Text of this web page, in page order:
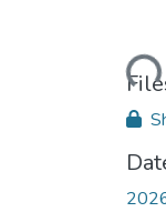
Loading...